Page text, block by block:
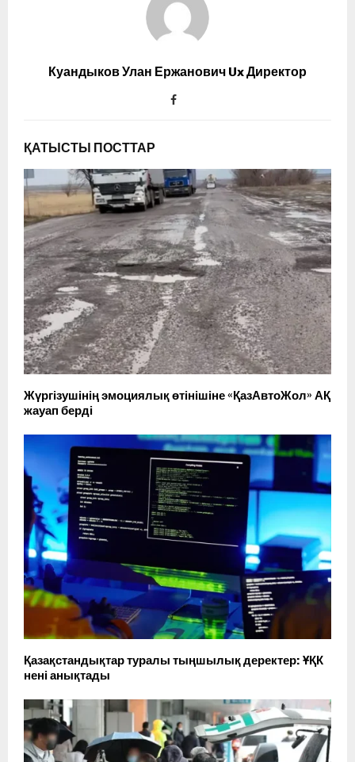
Куандыков Улан Ержанович Ux Директор
ҚАТЫСТЫ ПОСТТАР
Жүргізушінің эмоциялық өтінішіне «ҚазАвтоЖол» АҚ
жауап берді
Қазақстандықтар туралы тыңшылық деректер: ҰҚК
нені анықтады